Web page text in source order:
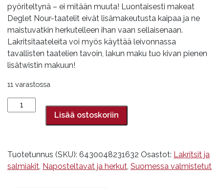
pyöriteltynä – ei mitään muuta! Luontaisesti makeat
Deglet Nour-taatelit eivät lisämakeutusta kaipaa ja ne
maistuvatkin herkutelleen ihan vaan sellaisenaan.
Lakritsitaateleita voi myös käyttää leivonnassa
tavallisten taatelien tavoin, lakun maku tuo kivan pienen
lisätwistin makuun!
11 varastossa
Lakritsitaateli,
170
Lisää ostoskoriin
Tuotetunnus (SKU): 6430048231632 Osastot: Lakritsit ja
salmiakit Naposteltavat ja herkut Suomessa valmistetut